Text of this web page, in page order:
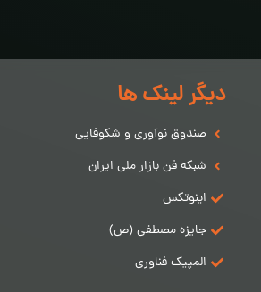
دیگر لینک ها
صندوق نوآوری و شکوفایی
شبکه فن بازار ملی ایران
اینوتکس
جایزه مصطفی (ص)
المپیک فناوری